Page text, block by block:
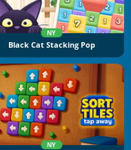
NY
Black Cat Stacking Pop
NY